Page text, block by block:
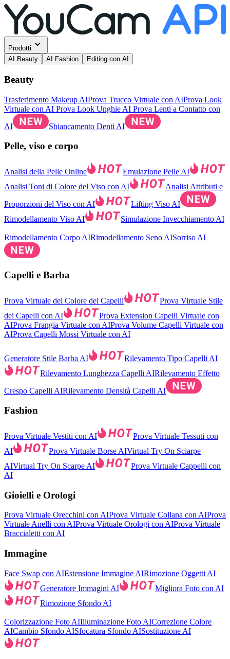
Prodotti
AI Beauty
AI Fashion Editing con AI
Beauty
Trasferimento Makeup AIProva Trucco Virtuale con AIProva Look
Virtuale con AI Prova Look Unghie AI Prova Lenti a Contatto con
AI
Sbiancamento Denti AI
Pelle, viso e corpo
Analisi della Pelle Online
Emulazione Pelle AI
Analisi Toni di Colore del Viso con AI
Analisi Attributi e
Proporzioni del Viso con AI
Lifting Viso AI
Rimodellamento Viso AI
Simulazione Invecchiamento AI
Rimodellamento Corpo AIRimodellamento Seno AISorriso AI
Capelli e Barba
Prova Virtuale del Colore dei Capelli
Prova Virtuale Stile
dei Capelli con AI
Prova Extension Capelli Virtuale con
AIProva Frangia Virtuale con AIProva Volume Capelli Virtuale con
AIProva Capelli Mossi Virtuale con AI
Generatore Stile Barba AI
Rilevamento Tipo Capelli AI
Rilevamento Lunghezza Capelli AIRilevamento Effetto
Crespo Capelli AIRilevamento Densità Capelli AI
Fashion
Prova Virtuale Vestiti con AI
Prova Virtuale Tessuti con
AI
Prova Virtuale Borse AIVirtual Try On Sciarpe
AIVirtual Try On Scarpe AI
Prova Virtuale Cappelli con
AI
Gioielli e Orologi
Prova Virtuale Orecchini con AIProva Virtuale Collana con AIProva
Virtuale Anelli con AIProva Virtuale Orologi con AIProva Virtuale
Braccialetti con AI
Immagine
Face Swap con AIEstensione Immagine AIRimozione Oggetti AI
Generatore Immagini AI
Migliora Foto con AI
Rimozione Sfondo AI
Colorizzazione Foto AIIlluminazione Foto AICorrezione Colore
AICambio Sfondo AISfocatura Sfondo AISostituzione AI